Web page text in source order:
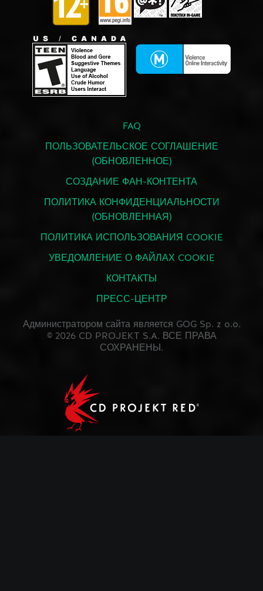
FAQ
ПОЛЬЗОВАТЕЛЬСКОЕ СОГЛАШЕНИЕ
(ОБНОВЛЕННОЕ)
СОЗДАНИЕ ФАН-КОНТЕНТА
ПОЛИТИКА КОНФИДЕНЦИАЛЬНОСТИ
(ОБНОВЛЕННАЯ)
ПОЛИТИКА ИСПОЛЬЗОВАНИЯ COOKIE
УВЕДОМЛЕНИЕ О ФАЙЛАХ COOKIE
КОНТАКТЫ
ПРЕСС-ЦЕНТР
Администратором сайта является GOG Sp. z o.o.
© 2026 CD PROJEKT S.A. ВСЕ ПРАВА
СОХРАНЕНЫ.